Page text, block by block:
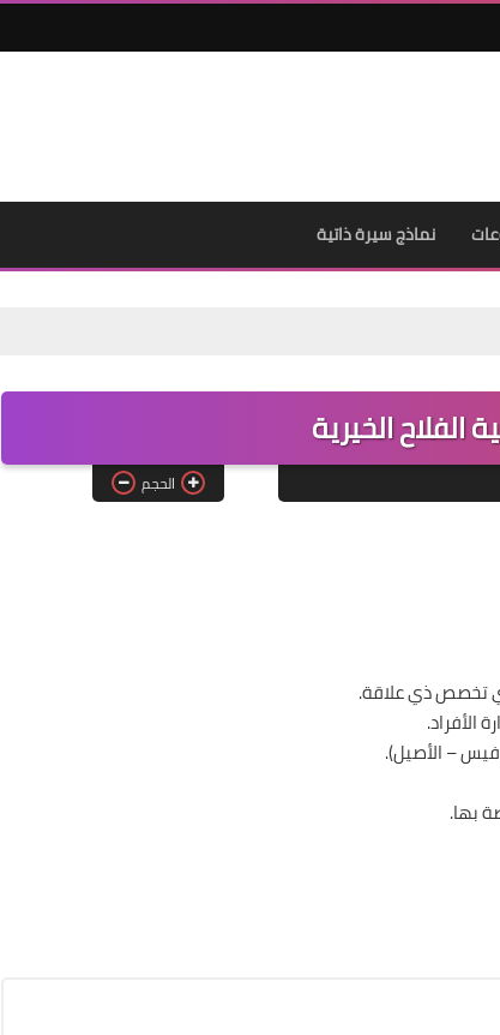
نماذج سيرة ذاتية
الخيرية
الحجم
تخصص ذي علاقة.
الأفراد.
– الأصيل).
بها.